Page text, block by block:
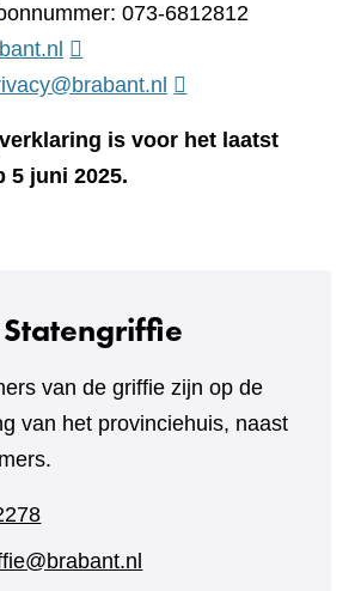
073-6812812
(verwijst
naar
andere
is voor het laatst
5 juni 2025.
van de griffie zijn op de
van het provinciehuis, naast